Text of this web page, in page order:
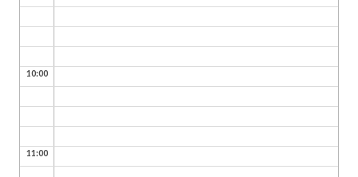
10:00
11:00